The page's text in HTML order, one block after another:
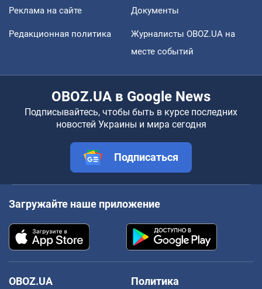
Реклама на сайте Документы
Редакционная политика
Журналисты OBOZ.UA на
месте событий
OBOZ.UA в Google News
Подписывайтесь, чтобы быть в курсе последних
новостей Украины и мира сегодня
Подписаться
Загружайте наше приложение
OBOZ.UA
Политика